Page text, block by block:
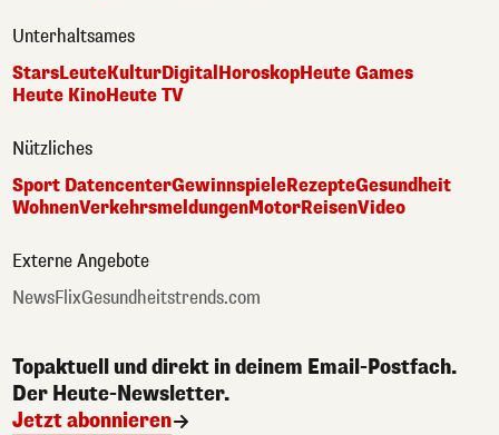
Unterhaltsames
StarsLeuteKulturDigital HoroskopHeute Games
Heute KinoHeute TV
Nützliches
Sport DatencenterGewinnspieleRezepteGesundheit
WohnenVerkehrsmeldungenMotorReisenVideo
Externe Angebote
NewsFlixGesundheitstrends.com
Topaktuell und direkt in deinem Email-Postfach.
Der Heute-Newsletter.
Jetzt abonnieren